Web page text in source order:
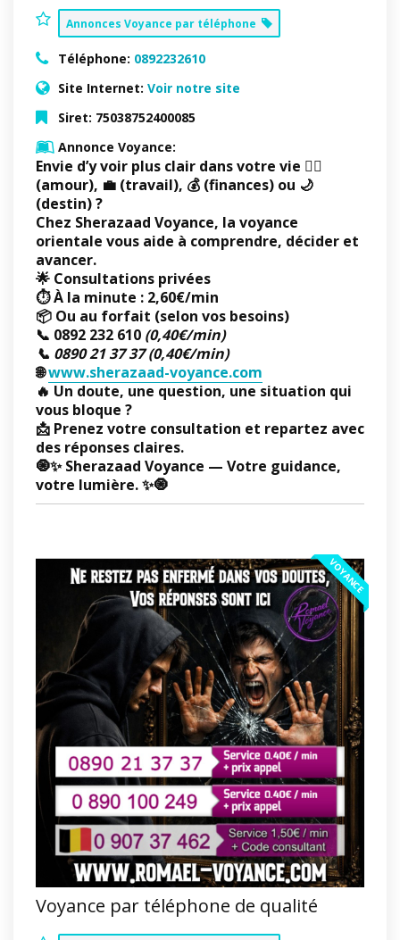
Annonces Voyance par téléphone
Téléphone: 0892232610
Site Internet: Voir notre site
Siret: 75038752400085
Annonce Voyance:
Envie d’y voir plus clair dans votre vie ❤️‍🔥
(amour), 💼 (travail), 💰 (finances) ou 🌙
(destin) ?
Chez Sherazaad Voyance, la voyance
orientale vous aide à comprendre, décider et
avancer.
🌟 Consultations privées
⏱️ À la minute : 2,60€/min
📦 Ou au forfait (selon vos besoins)
📞 0892 232 610 (0,40€/min)
📞 0890 21 37 37(0,40€/min)
🌐www.sherazaad-voyance.com
🔥 Un doute, une question, une situation qui
vous bloque ?
📩 Prenez votre consultation et repartez avec
des réponses claires.
🧿✨Sherazaad Voyance — Votre guidance,
votre lumière.✨🧿
VOYANCE
Voyance par téléphone de qualité